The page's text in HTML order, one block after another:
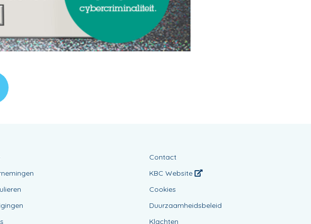
Contact
KBC Website
Cookies
Duurzaamheidsbeleid
Klachten